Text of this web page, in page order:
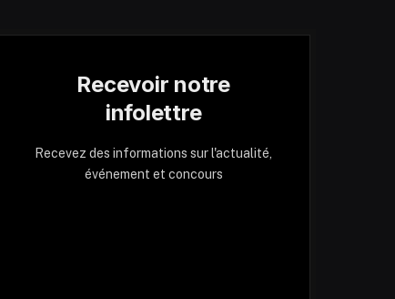
Recevoir notre
infolettre
Recevez des informations sur l'actualité,
événement et concours